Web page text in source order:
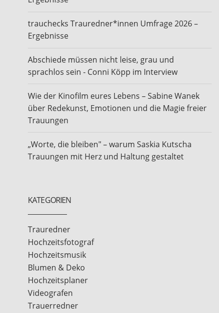
trauchecks Trauredner*innen Umfrage 2026 –
Ergebnisse
Abschiede müssen nicht leise, grau und
sprachlos sein - Conni Köpp im Interview
Wie der Kinofilm eures Lebens – Sabine Wanek
über Redekunst, Emotionen und die Magie freier
Trauungen
„Worte, die bleiben" – warum Saskia Kutscha
Trauungen mit Herz und Haltung gestaltet
KATEGORIEN
Trauredner
Hochzeitsfotograf
Hochzeitsmusik
Blumen & Deko
Hochzeitsplaner
Videografen
Trauerredner